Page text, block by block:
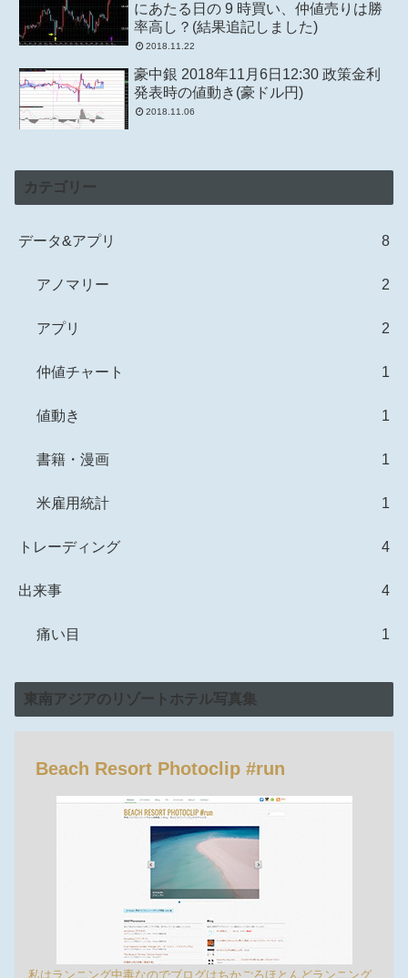
にあたる日の 9 時買い、仲値売りは勝
率高し？(結果追記しました)
2018.11.22
豪中銀 2018年11月6日12:30 政策金利
発表時の値動き(豪ドル円)
2018.11.06
カテゴリー
データ&アプリ 8
アノマリー 2
アプリ 2
仲値チャート 1
値動き 1
書籍・漫画 1
米雇用統計 1
トレーディング 4
出来事 4
痛い目 1
東南アジアのリゾートホテル写真集
Beach Resort Photoclip #run
私はランニング中毒なのでブログはちかごろほとんどランニング